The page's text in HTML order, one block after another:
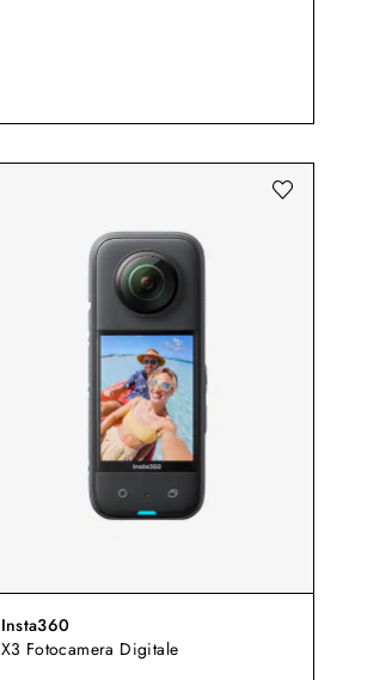
Insta360
X3 Fotocamera Digitale